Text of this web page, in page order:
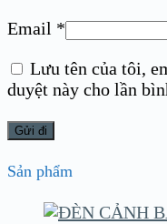
Email *
Lưu tên của tôi,
duyệt này cho lần
Sản phẩm